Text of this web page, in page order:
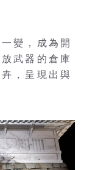
變，成為開
武器的倉庫
，呈現出與